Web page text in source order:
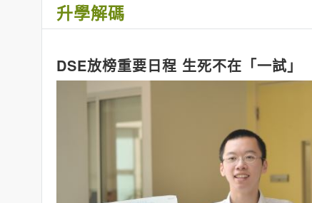
升學解碼
DSE放榜重要日程 生死不在「一試」